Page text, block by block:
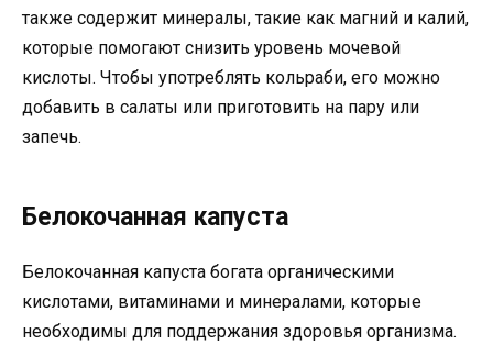
также содержит минералы, такие как магний и калий,
которые помогают снизить уровень мочевой
кислоты. Чтобы употреблять кольраби, его можно
добавить в салаты или приготовить на пару или
запечь.
Белокочанная капуста
Белокочанная капуста богата органическими
кислотами, витаминами и минералами, которые
необходимы для поддержания здоровья организма.